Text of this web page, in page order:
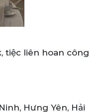
tiệc liên hoan công
Hưng Yên, Hải